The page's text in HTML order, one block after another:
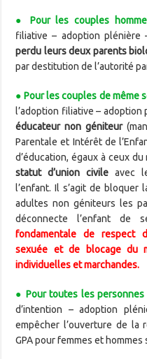
● Pour les couples
filiative – adoption plénière
perdu leurs deux parents
par destitution de l’autorité
● Pour les couples de même
l’adoption filiative – adoption
éducateur non géniteur
Parentale et Intérêt de
d’éducation, égaux à ceux
statut d’union civile avec
l’enfant. Il s’agit de bloquer
adultes non géniteurs les
déconnecte l’enfant de
fondamentale de respect
sexuée et de blocage du
individuelles et marchandes.
● Pour toutes les
d’intention – adoption
empêcher l’ouverture de la
GPA pour femmes et hommes